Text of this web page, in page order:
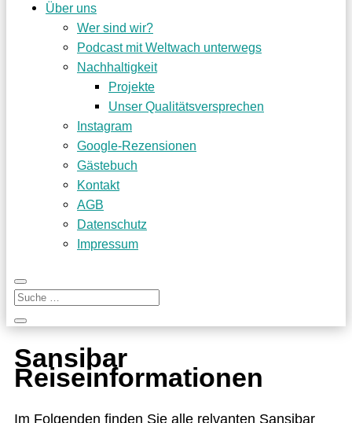
Über uns
Wer sind wir?
Podcast mit Weltwach unterwegs
Nachhaltigkeit
Projekte
Unser Qualitätsversprechen
Instagram
Google-Rezensionen
Gästebuch
Kontakt
AGB
Datenschutz
Impressum
Sansibar
Reiseinformationen
Im Fol­gen­den fin­den Sie alle rel­van­ten San­si­bar